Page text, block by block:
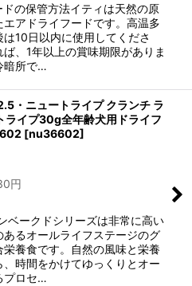
の保管方法イティは天然の原
アドライフードです。高温多
10日以内に使用してくださ
、1年以上の賞味期限がありま
暗所で…
・ニュートライプ クランチ ラ
ライプ30g全年齢犬用ドライフ
[nu36602]
円
ベークドシリーズは非常に高い
るオールライフステージのグ
栄養食です。自然の風味と栄養
時間をかけてゆっくりとオー
プロセ…